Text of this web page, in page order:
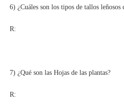
6) ¿Cuáles son los tipos de tallos leñosos
R:
7) ¿Qué son las Hojas de las plantas?
R: